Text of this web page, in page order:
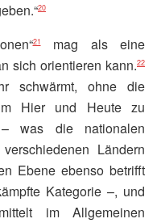
20
21mag als eine
sich orientieren kann.22
schwärmt, ohne die
im Hier und Heute zu
was die nationalen
Ländern
Ebene ebenso betrifft
Kategorie –, und
im Allgemeinen